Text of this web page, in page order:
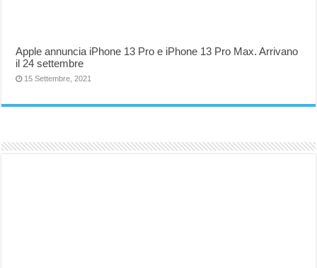
Apple annuncia iPhone 13 Pro e iPhone 13 Pro Max. Arrivano
il 24 settembre
15 Settembre, 2021